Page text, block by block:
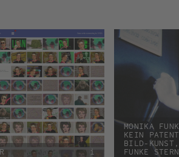
i
MONIKA
KEIN
BILD-
FUNKE STERN